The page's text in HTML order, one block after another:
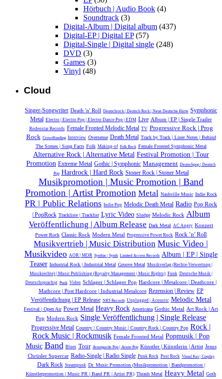
Hörbuch | Audio Book (4)
Soundtrack (3)
Digital-Album | Digital album (437)
Digital-EP | Digital EP(57)
Digital-Single | Digital single (248)
DVD (3)
Games (3)
Vinyl (48)
Cloud
Singer-Songwriter Death 'n' Roll Deutschrock | Deutsch Rock | Neue Deutsche Härte Symphonic
Metal Electro | Electro Pop | Electro Dance Pop | EDM Live Album | EP | Single Trailer
Rodeostar Records Female Fronted Melodic Metal TV Progressive Rock | Prog
Rock Crowdfunding Interview Oversense Death Metal Track by Track | Liner Notes | Behind
The Scenes | Song Facts Folk Making-of Folk Rock Female Fronted Symphonic Metal
Alternative Rock | Alternative Metal Festival Promotion | Tour
Promotion Extreme Metal Gothic | Symphonic Management Deutschpop | Deutsch
Pop Hardrock | Hard Rock Stoner Rock | Stoner Metal
Musikpromotion | Music Promotion | Band
Promotion | Artist Promotion Metal Nashville Music Indie Rock
PR | Public Relations Indie Pop Melodic Death Metal Radio Pop Rock
| PopRock Trackliste | Tracklist Lyric Video Sludge Melodic Rock Album
Veröffentlichung | Album Release Dark Metal AC Angry Konzert
Power Rock Classic Rock Modern Metal Progressive Power Rock Rock ’n’ Roll
Musikvertrieb | Music Distribution Music Video |
Musikvideo AOR | MOR Synthie | Synth Limited Access Records Album | EP | Single
Teaser Industrial Rock | Industrial Metal Groove Metal Musikverlag (Rechte-Verwertung |
Musikrechte) | Music Publishing (Royalty Management | Music Rights) Funk Deutsche Musik |‎
Deutschsprachig Punk Video Schlager | Schlager Pop Hardcore | Metalcore | Deathcore |
Mathcore | Post Hardcore | Industrial Metalcore Rezension | Review EP
Veröffentlichung | EP Release NRT-Records Unplugged | Acoustic Melodic Metal
Festival | Open Air Power Metal Heavy Rock Americana Gothic Metal Art Rock | Art
Pop Modern Rock Single Veröffentlichung | Single Release
Progressive Metal Country | Country Music | Country Rock | Country Pop Rock |
Rock Music | Rockmusik Female Fronted Metal Popmusik | Pop
Music Band Blues Tour Avantgarde Pop | Avant-Pop Künstler | Künstlerin | Artist Jesus
Chrüsler Supercar Radio-Single | Radio Single Punk Rock Post Rock Visual Kei | Cosplay
Dark Rock Steampunk Dr. Music Promotion (Musikpromotion | Bandpromotion |
Künstlerpromotion | Music PR | Band PR | Artist PR) Thrash Metal Heavy Metal Goth